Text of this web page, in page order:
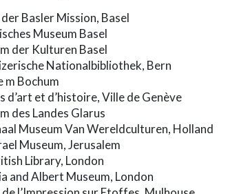
Basler Mission, Basel
Museum Basel
der Kulturen Basel
Nationalbibliothek, Bern
m Bochum
d’art et d’histoire, Ville de Genève
des Landes Glarus
Museum Van Wereldculturen, Holland
Museum, Jerusalem
Library, London
and Albert Museum, London